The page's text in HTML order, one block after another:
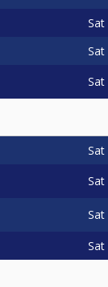
Sat
Sat
Sat
Sat
Sat
Sat
Sat